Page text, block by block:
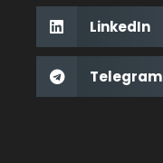
LinkedIn
Telegram